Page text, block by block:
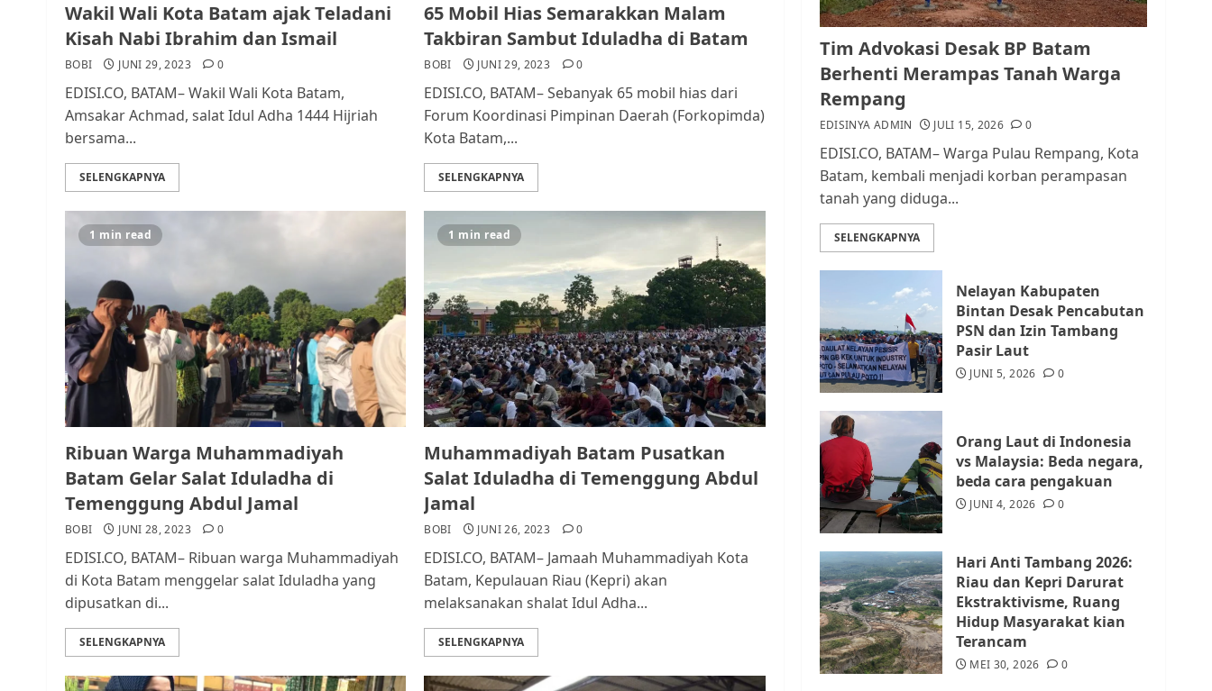
Wakil Wali Kota Batam ajak Teladani
Kisah Nabi Ibrahim dan Ismail
BOBI JUNI 29, 2023 0
EDISI.CO, BATAM– Wakil Wali Kota Batam,
Amsakar Achmad, salat Idul Adha 1444 Hijriah
bersama...
SELENGKAPNYA
65 Mobil Hias Semarakkan Malam
Takbiran Sambut Iduladha di Batam
BOBI JUNI 29, 2023 0
EDISI.CO, BATAM– Sebanyak 65 mobil hias dari
Forum Koordinasi Pimpinan Daerah (Forkopimda)
Kota Batam,...
SELENGKAPNYA
1 min read
Ribuan Warga Muhammadiyah
Batam Gelar Salat Iduladha di
Temenggung Abdul Jamal
BOBI JUNI 28, 2023 0
EDISI.CO, BATAM– Ribuan warga Muhammadiyah
di Kota Batam menggelar salat Iduladha yang
dipusatkan di...
SELENGKAPNYA
1 min read
Muhammadiyah Batam Pusatkan
Salat Iduladha di Temenggung Abdul
Jamal
BOBI JUNI 26, 2023 0
EDISI.CO, BATAM– Jamaah Muhammadiyah Kota
Batam, Kepulauan Riau (Kepri) akan
melaksanakan shalat Idul Adha...
SELENGKAPNYA
2
Kader Pajak jadi
Penghubung Pemerintah
dan Masyarakat di
Lingkungan RT/RW
3
Datangi Pemko Batam,
Warga Rempang Protes
Lahan Mereka Diambil
4
Warga Rempang Ajukan
Audiensi dengan Wali
Kota Batam, Soroti
Aktivitas yang Resahkan
Warga
5
Tim Advokasi Desak BP
Batam Berhenti
Merampas Tanah Warga
Rempang
Tim Advokasi Desak BP Batam
Berhenti Merampas Tanah Warga
Rempang
EDISINYA ADMIN JULI 15, 2026 0
EDISI.CO, BATAM– Warga Pulau Rempang, Kota
Batam, kembali menjadi korban perampasan
tanah yang diduga...
SELENGKAPNYA
Nelayan Kabupaten
Bintan Desak Pencabutan
PSN dan Izin Tambang
Pasir Laut
JUNI 5, 2026 0
Orang Laut di Indonesia
vs Malaysia: Beda negara,
beda cara pengakuan
JUNI 4, 2026 0
Hari Anti Tambang 2026:
Riau dan Kepri Darurat
Ekstraktivisme, Ruang
Hidup Masyarakat kian
Terancam
MEI 30, 2026 0